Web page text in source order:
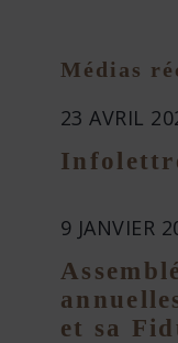
Médias
23 AVRIL
9 JANVIER
et sa